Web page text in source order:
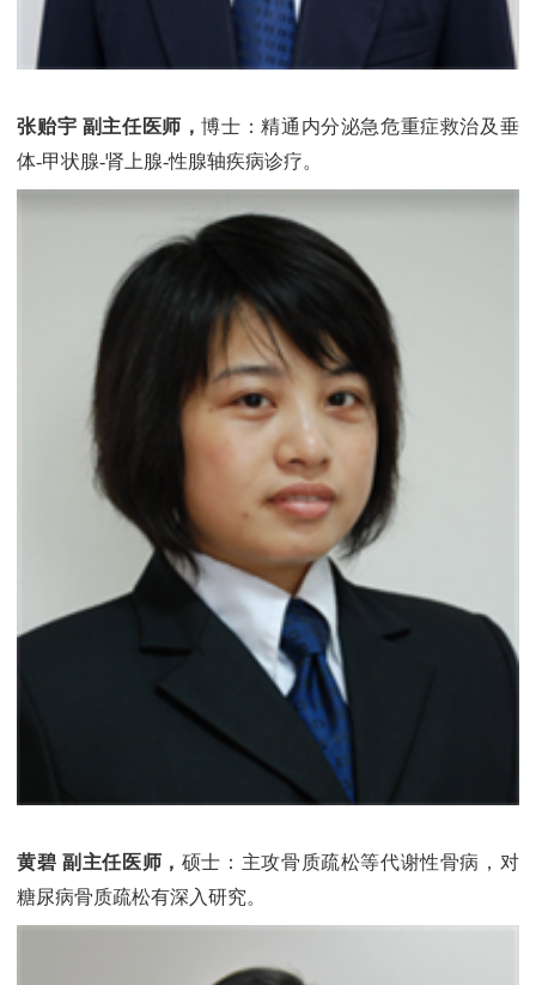
张贻宇 副主任医师，博士：精通内分泌急危重症救治及垂
体-甲状腺-肾上腺-性腺轴疾病诊疗。
黄碧 副主任医师， 硕士：主攻骨质疏松等代谢性骨病，对
糖尿病骨质疏松有深入研究。